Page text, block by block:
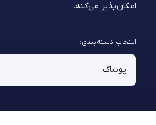
امکان‌پذیر می‌کنه.
انتخاب دسته‌بندی: